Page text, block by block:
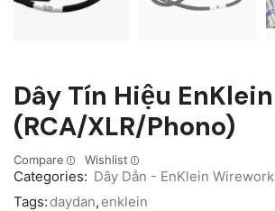
Dây Tín Hiệu
(RCA/XLR/Phono)
Compare Wishlist
Categories: Dây Dẫn - EnKlein
Tags:daydan,enklein